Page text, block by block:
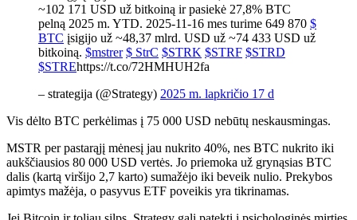
~102 171 USD už bitkoiną ir pasiekė 27,8% BTC
pelną 2025 m. YTD. 2025-11-16 mes turime 649 870 $
BTC įsigijo už ~48,37 mlrd. USD už ~74 433 USD už
bitkoiną. $mstrer $ StrC $STRK $STRF $STRD
$STREhttps://t.co/72HMHUH2fa
– strategija (@Strategy) 2025 m. lapkričio 17 d
Vis dėlto BTC perkėlimas į 75 000 USD nebūtų neskausmingas.
MSTR per pastarąjį mėnesį jau nukrito 40%, nes BTC nukrito iki
aukščiausios 80 000 USD vertės. Jo priemoka už grynąsias BTC
dalis (kartą viršijo 2,7 karto) sumažėjo iki beveik nulio. Prekybos
apimtys mažėja, o pasyvus ETF poveikis yra tikrinamas.